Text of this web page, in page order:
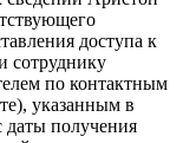
доступа к
сотруднику
по контактным
указанным в
даты получения